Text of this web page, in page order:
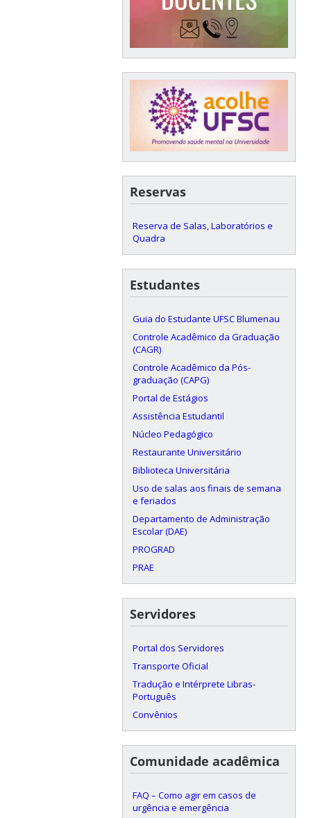
Reservas
Reserva de Salas, Laboratórios e
Quadra
Estudantes
Guia do Estudante UFSC Blumenau
Controle Acadêmico da Graduação
(CAGR)
Controle Acadêmico da Pós-
graduação (CAPG)
Portal de Estágios
Assistência Estudantil
Núcleo Pedagógico
Restaurante Universitário
Biblioteca Universitária
Uso de salas aos finais de semana
e feriados
Departamento de Administração
Escolar (DAE)
PROGRAD
PRAE
Servidores
Portal dos Servidores
Transporte Oficial
Tradução e Intérprete Libras-
Português
Convênios
Comunidade acadêmica
FAQ – Como agir em casos de
urgência e emergência